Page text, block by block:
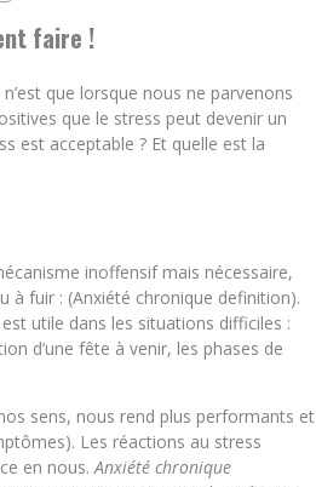
faire !
n’est que lorsque nous ne parvenons
que le stress peut devenir un
est acceptable ? Et quelle est la
inoffensif mais nécessaire,
à fuir : (Anxiété chronique definition).
utile dans les situations difficiles :
d’une fête à venir, les phases de
sens, nous rend plus performants et
Les réactions au stress
en nous.Anxiété chronique